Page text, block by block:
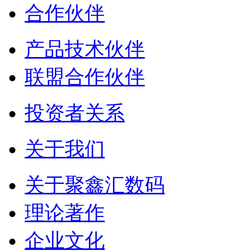
合作伙伴
产品技术伙伴
联盟合作伙伴
投资者关系
关于我们
关于聚鑫汇数码
理论著作
企业文化